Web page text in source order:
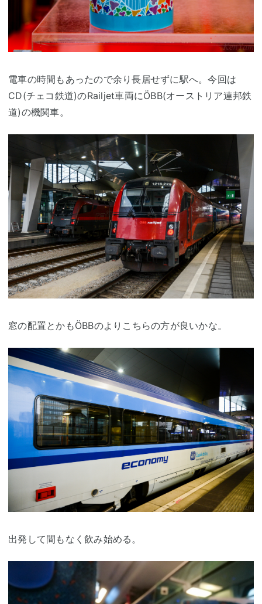
電車の時間もあったので余り長居せずに駅へ。今回は
CD(チェコ鉄道)のRailjet車両にÖBB(オーストリア連邦鉄
道)の機関車。
窓の配置とかもÖBBのよりこちらの方が良いかな。
出発して間もなく飲み始める。